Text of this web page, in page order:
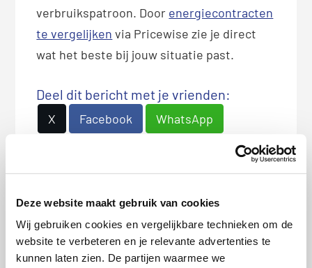
Deze website maakt gebruik van cookies
Wij gebruiken cookies en vergelijkbare technieken om de
website te verbeteren en je relevante advertenties te
kunnen laten zien. De partijen waarmee we
verbruikspatroon. Door energiecontracten
te vergelijken via Pricewise zie je direct
wat het beste bij jouw situatie past.
Deel dit bericht met je vrienden:
X Facebook WhatsApp
Bio
Latest Posts
Tom Schuitemaker